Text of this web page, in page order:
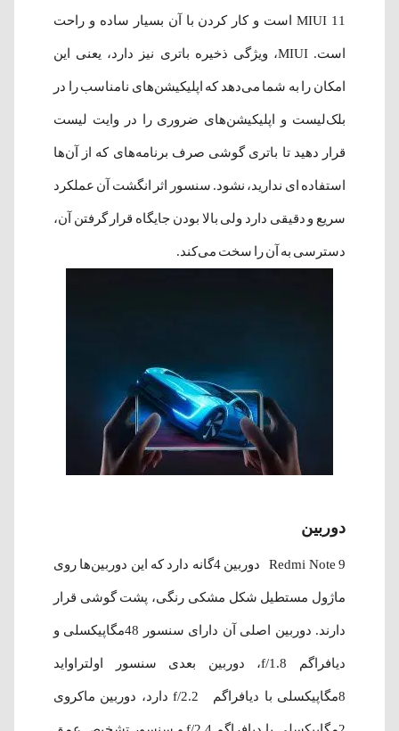
MIUI 11 است و کار کردن با آن بسیار ساده و راحت
است. MIUI، ویژگی ذخیره باتری نیز دارد، یعنی این
امکان را به شما می‌دهد که اپلیکیشن‌های نامناسب را در
بلک‌لیست و اپلیکیشن‌های ضروری را در وایت لیست
قرار دهید تا باتری گوشی صرف برنامه‌های که از آن‌ها
استفاده ای ندارید، نشود. سنسور اثر انگشت آن عملکرد
سریع و دقیقی دارد ولی بالا بودن جایگاه قرار گرفتن آن،
دسترسی به آن را سخت می‌کند.
دوربین
Redmi Note 9 دوربین 4گانه دارد که این دوربین‌ها روی
ماژول مستطیل شکل مشکی رنگی، پشت گوشی قرار
دارند. دوربین اصلی آن دارای سنسور 48مگاپیکسلی و
دیافراگم f/1.8، دوربین بعدی سنسور اولتراواید
8مگاپیکسلی با دیافراگم f/2.2 دارد، دوربین ماکروی